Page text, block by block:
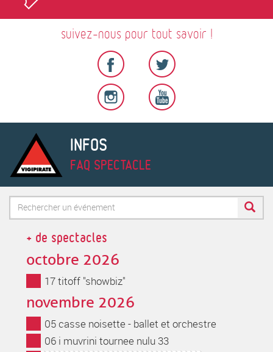
suivez-nous pour tout savoir !
INFOS
FAQ SPECTACLE
Formulaire
de
recherche
+ de spectacles
octobre 2026
17 titoff "showbiz"
novembre 2026
05 casse noisette - ballet et orchestre
06 i muvrini tournee nulu 33